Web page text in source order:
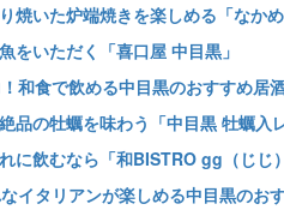
焼いた炉端焼きを楽しめる「なか
をいただく「喜口屋 中目黒」
和食で飲める中目黒のおすすめ居
品の牡蠣を味わう「中目黒 牡蠣入
に飲むなら「和BISTRO gg（じじ
イタリアンが楽しめる中目黒のお